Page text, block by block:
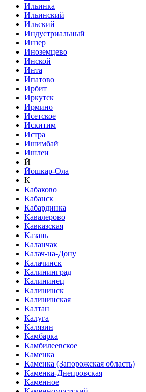
Ильинка
Ильинский
Ильский
Индустриальный
Инзер
Иноземцево
Инской
Инта
Ипатово
Ирбит
Иркутск
Ирмино
Исетское
Искитим
Истра
Ишимбай
Ишлеи
Й
Йошкар-Ола
К
Кабаково
Кабанск
Кабардинка
Кавалерово
Кавказская
Казань
Каланчак
Калач-на-Дону
Калачинск
Калининград
Калининец
Калининск
Калининская
Калтан
Калуга
Калязин
Камбарка
Камбилеевское
Каменка
Каменка (Запорожская область)
Каменка-Днепровская
Каменное